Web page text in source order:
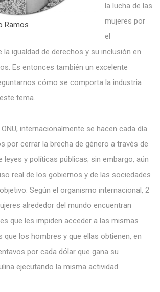
Ramos
la lucha de las
mujeres por
el
igualdad de derechos y su inclusión en
Es entonces también un excelente
cómo se comporta la industria
tema.
internacionalmente se hacen cada día
por cerrar la brecha de género a través de
leyes y políticas públicas; sin embargo, aún
real de los gobiernos y de las sociedades
Según el organismo internacional, 2
alrededor del mundo encuentran
que les impiden acceder a las mismas
que los hombres y que ellas obtienen, en
por cada dólar que gana su
ejecutando la misma actividad.